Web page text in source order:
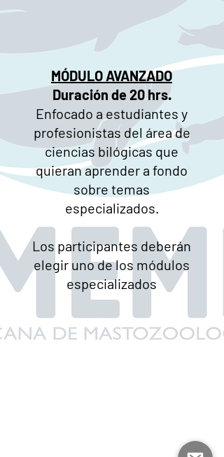
MÓDULO AVANZADO
Duración de 20 hrs.
Enfocado a estudiantes y
profesionistas del área de
ciencias bilógicas que
quieran aprender a fondo
sobre temas
especializados.
Los participantes deberán
elegir uno de los módulos
especializados